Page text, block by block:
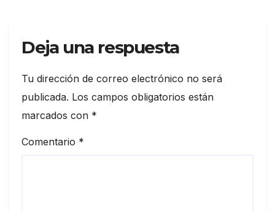
Deja una respuesta
Tu dirección de correo electrónico no será
publicada. Los campos obligatorios están
marcados con *
Comentario *